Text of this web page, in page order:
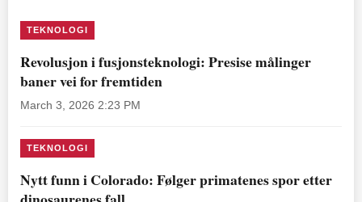
TEKNOLOGI
Revolusjon i fusjonsteknologi: Presise målinger
baner vei for fremtiden
March 3, 2026 2:23 PM
TEKNOLOGI
Nytt funn i Colorado: Følger primatenes spor etter